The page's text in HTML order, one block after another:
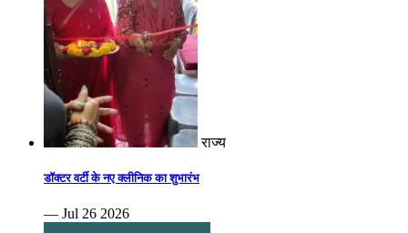
राज्य
डॉक्टर वर्टी के नए क्लीनिक का शुभारंभ
— Jul 26 2026